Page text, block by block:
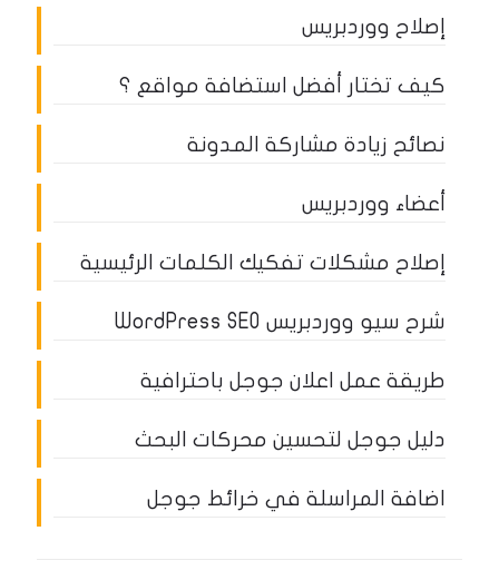
إصلاح ووردبريس
كيف تختار أفضل استضافة مواقع ؟
نصائح زيادة مشاركة المدونة
أعضاء ووردبريس
إصلاح مشكلات تفكيك الكلمات الرئيسية
شرح سيو ووردبريس WordPress SEO
طريقة عمل اعلان جوجل باحترافية
دليل جوجل لتحسين محركات البحث
اضافة المراسلة في خرائط جوجل